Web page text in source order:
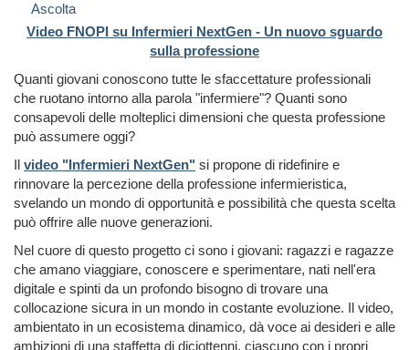
Ascolta
Video FNOPI su Infermieri NextGen - Un nuovo sguardo
sulla professione
Quanti giovani conoscono tutte le sfaccettature professionali
che ruotano intorno alla parola "infermiere"? Quanti sono
consapevoli delle molteplici dimensioni che questa professione
può assumere oggi?
Il video "Infermieri NextGen" si propone di ridefinire e
rinnovare la percezione della professione infermieristica,
svelando un mondo di opportunità e possibilità che questa scelta
può offrire alle nuove generazioni.
Nel cuore di questo progetto ci sono i giovani: ragazzi e ragazze
che amano viaggiare, conoscere e sperimentare, nati nell'era
digitale e spinti da un profondo bisogno di trovare una
collocazione sicura in un mondo in costante evoluzione. Il video,
ambientato in un ecosistema dinamico, dà voce ai desideri e alle
ambizioni di una staffetta di diciottenni, ciascuno con i propri